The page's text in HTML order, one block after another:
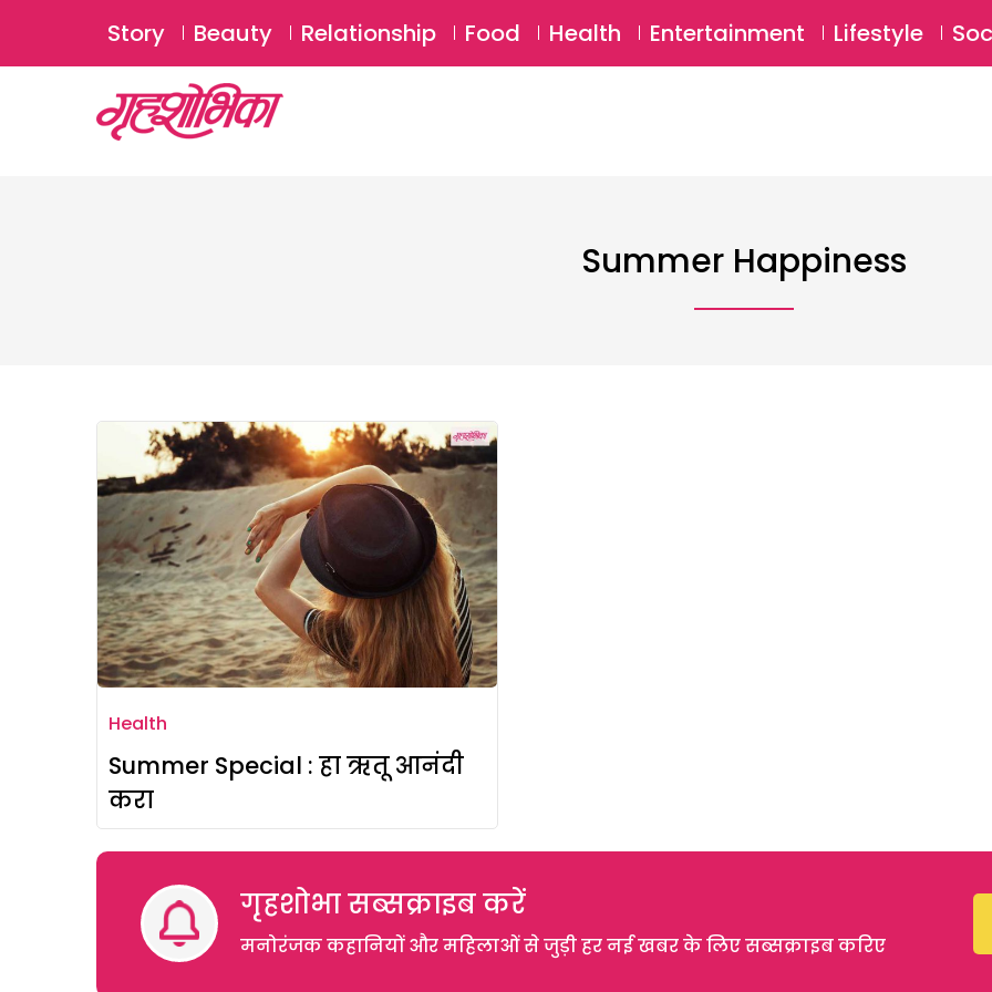
Story Beauty Relationship Food Health Entertainment Lifestyle
Summer Happiness
Health
Summer Special : हा ऋतू आनंदी
करा
गृहशोभा सब्सक्राइब करें
मनोरंजक कहानियों और महिलाओं से जुड़ी हर नई खबर के लिए सब्सक्राइब करिए